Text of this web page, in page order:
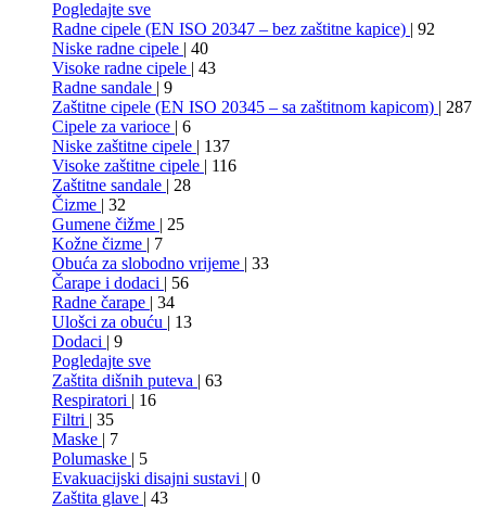
Pogledajte sve
Radne cipele (EN ISO 20347 – bez zaštitne kapice) | 92
Niske radne cipele | 40
Visoke radne cipele | 43
Radne sandale | 9
Zaštitne cipele (EN ISO 20345 – sa zaštitnom kapicom) | 287
Cipele za varioce | 6
Niske zaštitne cipele | 137
Visoke zaštitne cipele | 116
Zaštitne sandale | 28
Čizme | 32
Gumene čižme | 25
Kožne čizme | 7
Obuća za slobodno vrijeme | 33
Čarape i dodaci | 56
Radne čarape | 34
Ulošci za obuću | 13
Dodaci | 9
Pogledajte sve
Zaštita dišnih puteva | 63
Respiratori | 16
Filtri | 35
Maske | 7
Polumaske | 5
Evakuacijski disajni sustavi | 0
Zaštita glave | 43